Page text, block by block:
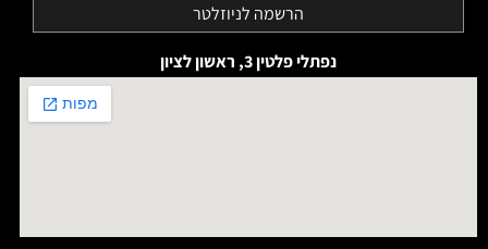
נפתלי פלטין 3, ראשון לציון